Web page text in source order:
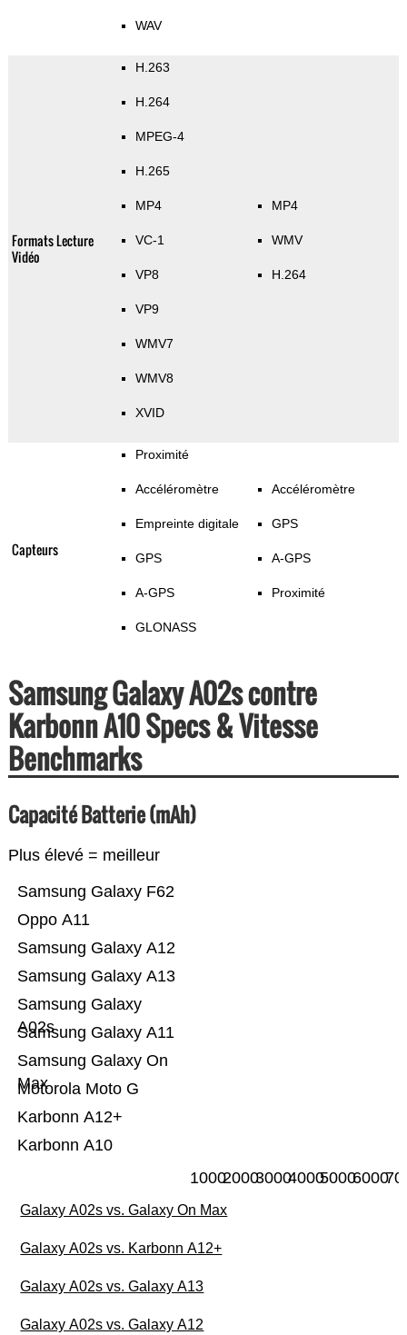
WAV
Formats Lecture
Vidéo
H.263
H.264
MPEG-4
H.265
MP4
VC-1
VP8
VP9
WMV7
WMV8
XVID
MP4
WMV
H.264
Capteurs
Proximité
Accéléromètre
Empreinte digitale
GPS
A-GPS
GLONASS
Accéléromètre
GPS
A-GPS
Proximité
Samsung Galaxy A02s contre
Karbonn A10 Specs & Vitesse
Benchmarks
Capacité Batterie (mAh)
Plus élevé = meilleur
Karbonn A10
Karbonn A12+
Motorola Moto G
Samsung Galaxy On
Max
Samsung Galaxy A11
Samsung Galaxy
A02s
Samsung Galaxy A13
Samsung Galaxy A12
Oppo A11
Samsung Galaxy F62
100020003000400050006000
Galaxy A02s vs. Galaxy On Max
Galaxy A02s vs. Karbonn A12+
Galaxy A02s vs. Galaxy A13
Galaxy A02s vs. Galaxy A12